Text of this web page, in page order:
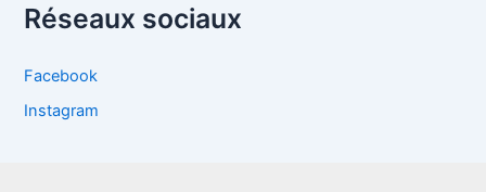
Réseaux sociaux
Facebook
Instagram